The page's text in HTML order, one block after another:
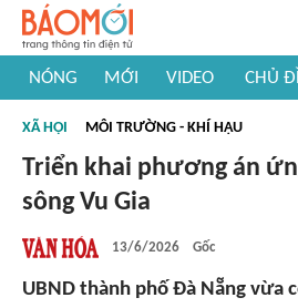
NÓNG MỚI VIDEO CHỦ
#Khám phá thế giới
XÃ HỘI MÔI TRƯỜNG - KHÍ HẬU
Triển khai phương án
sông Vu Gia
13/6/2026 Gốc
UBND thành phố Đà Nẵng vừa